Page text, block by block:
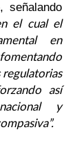
señalando
el cual el
en
así
y